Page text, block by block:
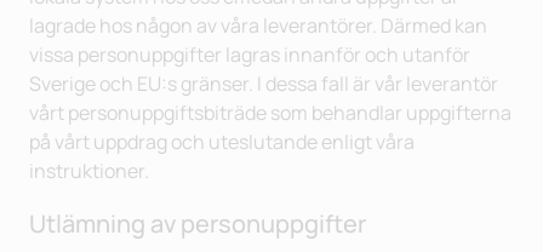
lagrade hos någon av våra leverantörer. Därmed kan
vissa personuppgifter lagras innanför och utanför
Sverige och EU:s gränser. I dessa fall är vår leverantör
vårt personuppgiftsbiträde som behandlar uppgifterna
på vårt uppdrag och uteslutande enligt våra
instruktioner.
Utlämning av personuppgifter